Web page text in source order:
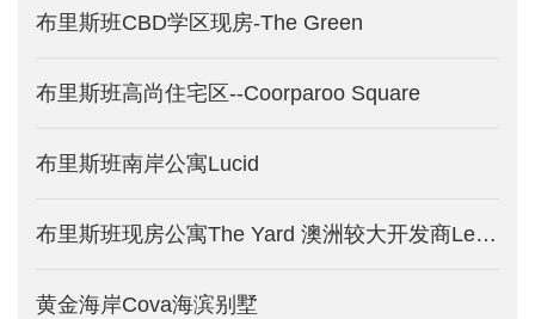
布里斯班CBD学区现房-The Green
布里斯班高尚住宅区--Coorparoo Square
布里斯班南岸公寓Lucid
布里斯班现房公寓The Yard 澳洲较大开发商Lendlease打造
黄金海岸Cova海滨别墅